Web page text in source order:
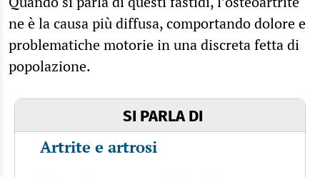
ne è la causa più diffusa, comportando dolore e
problematiche motorie in una discreta fetta di
popolazione.
SI PARLA DI
Artrite e artrosi